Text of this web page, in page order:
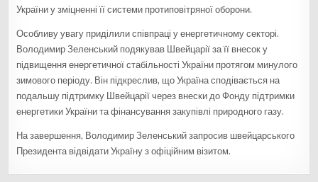
України у зміцненні її системи протиповітряної оборони.
Особливу увагу приділили співпраці у енергетичному секторі.
Володимир Зеленський подякував Швейцарії за її внесок у
підвищення енергетичної стабільності України протягом минулого
зимового періоду. Він підкреслив, що Україна сподівається на
подальшу підтримку Швейцарії через внески до Фонду підтримки
енергетики України та фінансування закупівлі природного газу.
На завершення, Володимир Зеленський запросив швейцарського
Президента відвідати Україну з офіційним візитом.